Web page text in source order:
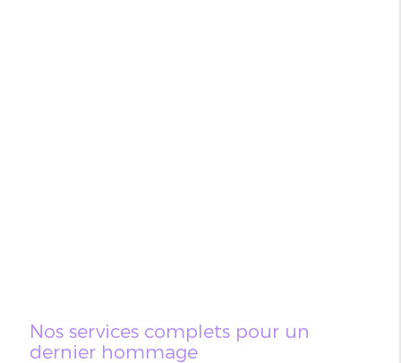
Nos services complets pour un
dernier hommage